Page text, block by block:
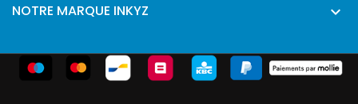
NOTRE MARQUE INKYZ 